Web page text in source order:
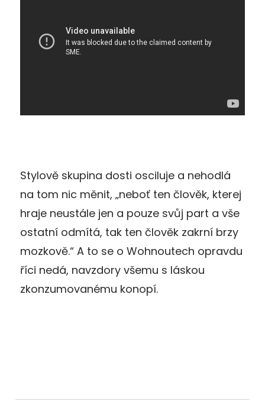
Stylově skupina dosti osciluje a nehodlá
na tom nic měnit, „neboť ten člověk, kterej
hraje neustále jen a pouze svůj part a vše
ostatní odmítá, tak ten člověk zakrní brzy
mozkově.“ A to se o Wohnoutech opravdu
říci nedá, navzdory všemu s láskou
zkonzumovanému konopí.